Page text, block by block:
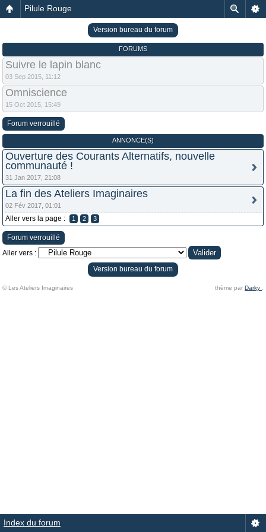
Pilule Rouge
Version bureau du forum
FORUMS
Suivre le lapin blanc
03 Sep 2015, 11:12
Omniscience
15 Oct 2015, 15:49
Forum verrouillé
ANNONCE(S)
Ouverture des Courants Alternatifs, nouvelle
communauté !
31 Jan 2017, 21:08
La fin des Ateliers Imaginaires
02 Fév 2017, 01:01
Aller vers la page : 1 2 3
Forum verrouillé
Aller vers :
Version bureau du forum
© Les Ateliers Imaginaires thème par Darky
Index du forum